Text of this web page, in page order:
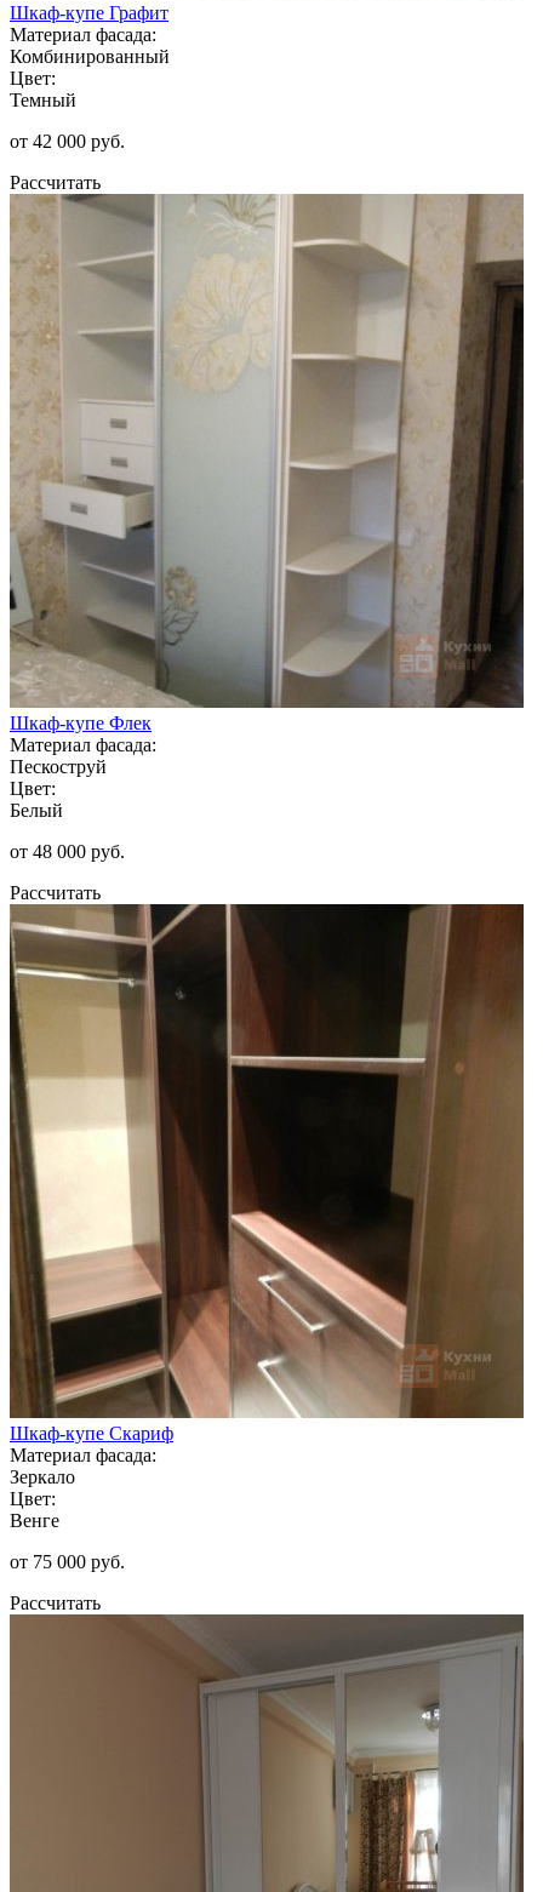
Шкаф-купе Графит
Материал фасада:
Комбинированный
Цвет:
Темный
от 42 000 руб.
Рассчитать
Шкаф-купе Флек
Материал фасада:
Пескоструй
Цвет:
Белый
от 48 000 руб.
Рассчитать
Шкаф-купе Скариф
Материал фасада:
Зеркало
Цвет:
Венге
от 75 000 руб.
Рассчитать